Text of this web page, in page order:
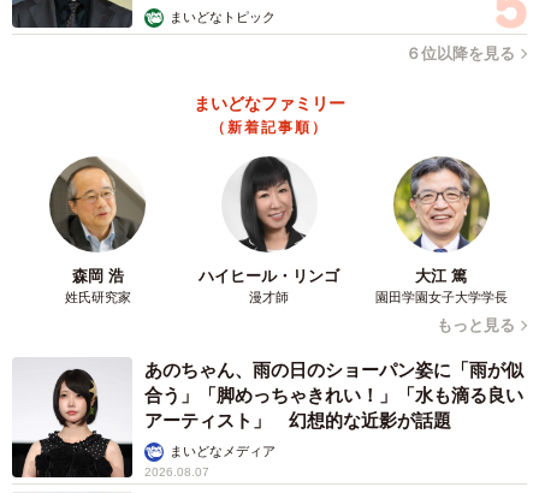
3/4
配偶者のお金の使い方で困ったことについて。（提供画像）
結婚後に配偶者のお金の使い方で困ったことは、「趣味に
まいどなトピック
６位以降を見る
まいどなファミリー
（新着記事順）
森岡 浩
姓氏研究家
ハイヒール・リンゴ
漫才師
大江 篤
園田学園女子大学学長
もっと見る
あのちゃん、雨の日のショーパン姿に「雨が似
合う」「脚めっちゃきれい！」「水も滴る良い
アーティスト」 幻想的な近影が話題
まいどなメディア
2026.08.07